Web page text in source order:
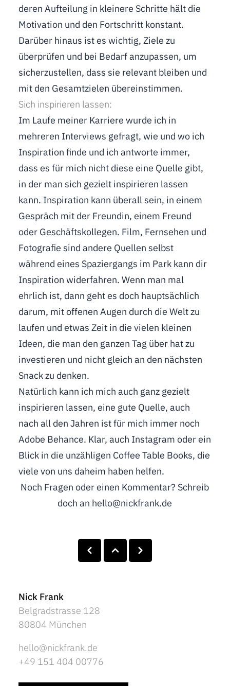
deren Aufteilung in kleinere Schritte hält die
Motivation und den Fortschritt konstant.
Darüber hinaus ist es wichtig, Ziele zu
überprüfen und bei Bedarf anzupassen, um
sicherzustellen, dass sie relevant bleiben und
mit den Gesamtzielen übereinstimmen.
Sich inspirieren lassen:
Im Laufe meiner Karriere wurde ich in
mehreren Interviews gefragt, wie und wo ich
Inspiration finde und ich antworte immer,
dass es für mich nicht diese eine Quelle gibt,
in der man sich gezielt inspirieren lassen
kann. Inspiration kann überall sein, in einem
Gespräch mit der Freundin, einem Freund
oder Geschäftskollegen. Film, Fernsehen und
Fotografie sind andere Quellen selbst
während eines Spaziergangs im Park kann dir
Inspiration widerfahren. Wenn man mal
ehrlich ist, dann geht es doch hauptsächlich
darum, mit offenen Augen durch die Welt zu
laufen und etwas Zeit in die vielen kleinen
Ideen, die man den ganzen Tag über hat zu
investieren und nicht gleich an den nächsten
Snack zu denken.
Natürlich kann ich mich auch ganz gezielt
inspirieren lassen, eine gute Quelle, auch
nach all den Jahren ist für mich immer noch
Adobe Behance. Klar, auch Instagram oder ein
Blick in die unzähligen Coffee Table Books, die
viele von uns daheim haben helfen.
Noch Fragen oder einen Kommentar? Schreib
doch an hello@nickfrank.de
Nick Frank
Belgradstrasse 128
80804 München
hello@nickfrank.de
+49 151 404 00776